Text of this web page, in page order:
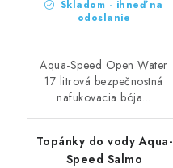
Skladom - ihneď na
odoslanie
Aqua-Speed Open Water
17 litrová bezpečnostná
nafukovacia bója...
Topánky do vody Aqua-
Speed Salmo